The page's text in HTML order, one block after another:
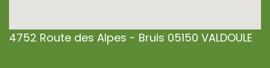
4752 Route des Alpes - Bruis 05150 VALDOULE